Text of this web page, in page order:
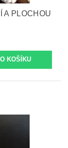
A PLOCHOU